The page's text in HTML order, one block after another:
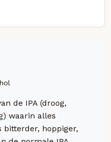
de IPA (droog,
waarin alles
bitterder, hoppiger,